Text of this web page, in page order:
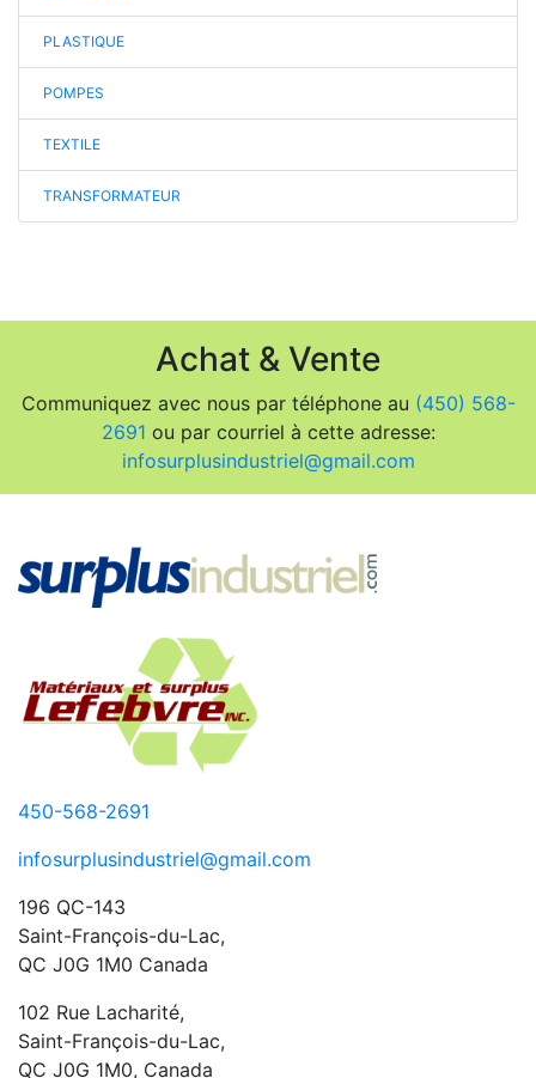
PLASTIQUE
POMPES
TEXTILE
TRANSFORMATEUR
Achat & Vente
Communiquez avec nous par téléphone au (450) 568-
2691 ou par courriel à cette adresse:
infosurplusindustriel@gmail.com
450-568-2691
infosurplusindustriel@gmail.com
196 QC-143
Saint-François-du-Lac,
QC J0G 1M0 Canada
102 Rue Lacharité,
Saint-François-du-Lac,
QC J0G 1M0, Canada